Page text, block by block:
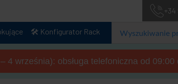
+34
🛠️ Konfigurator Rack
4 września): obsługa telefoniczna od